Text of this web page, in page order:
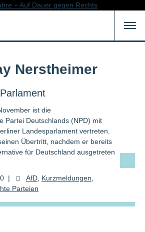
Nerstheimer
ist die
Partei Deutschlands (NPD) mit
Landesparlament vertreten.
Übertritt, nachdem er bereits
für Deutschland ausgetreten
| AfD Kurzmeldungen
Parteien